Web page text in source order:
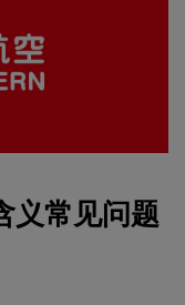
义常见问题